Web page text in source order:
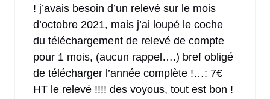
! j’avais besoin d’un relevé sur le mois
d’octobre 2021, mais j’ai loupé le coche
du téléchargement de relevé de compte
pour 1 mois, (aucun rappel….) bref obligé
de télécharger l’année complète !…: 7€
HT le relevé !!!! des voyous, tout est bon !